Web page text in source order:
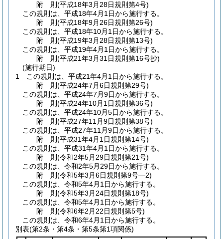
附 則(平成18年3月28日規則第4号)
この規則は、平成18年4月1日から施行する。
附 則(平成18年9月26日規則第26号)
この規則は、平成18年10月1日から施行する。
附 則(平成19年3月28日規則第13号)
この規則は、平成19年4月1日から施行する。
附 則(平成21年3月31日規則第16号抄)
(施行期日)
1
この規則は、平成21年4月1日から施行する。
附 則(平成24年7月6日規則第29号)
この規則は、平成24年7月9日から施行する。
附 則(平成24年10月1日規則第36号)
この規則は、平成24年10月5日から施行する。
附 則(平成27年11月9日規則第38号)
この規則は、平成27年11月9日から施行する。
附 則(平成31年4月1日規則第14号)
この規則は、平成31年4月1日から施行する。
附 則(令和2年5月29日規則第21号)
この規則は、令和2年5月29日から施行する。
附 則(令和5年3月6日規則第9号―2)
この規則は、令和5年4月1日から施行する。
附 則(令和5年3月24日規則第18号)
この規則は、令和5年4月1日から施行する。
附 則(令和6年2月22日規則第5号)
この規則は、令和6年4月1日から施行する。
別表(第2条・第4条・第5条第1項関係)